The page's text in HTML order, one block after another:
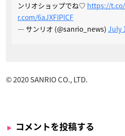
ンリオショップでね♡ https://t.co/
r.com/6aJXFIPlCF
— サンリオ (@sanrio_news) July
© 2020 SANRIO CO., LTD.
コメントを投稿する